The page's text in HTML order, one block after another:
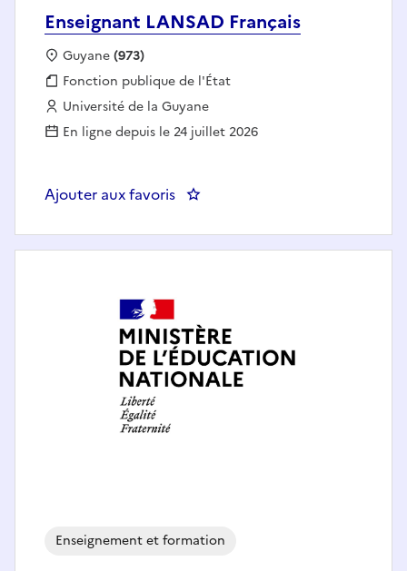
Enseignant LANSAD Français
Localisation :
Guyane(973)
Fonction publique :
Fonction publique de l'État
Employeur :
Université de la Guyane
En ligne depuis le 24 juillet 2026
Ajouter aux favoris : Enseignant LANSAD Français
Enseignement et formation